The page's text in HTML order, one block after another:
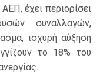
έχει περιορίσει
συναλλαγών,
ισχυρή αύξηση
το 18% του